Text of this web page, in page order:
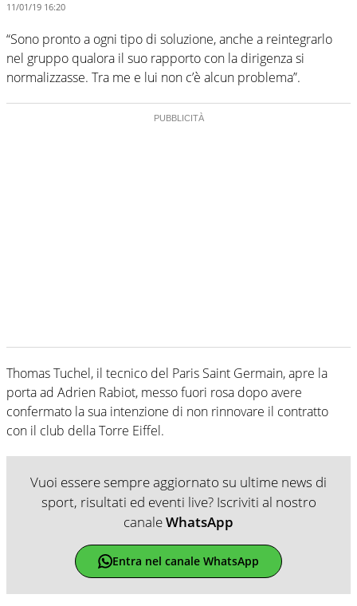
11/01/19 16:20
“Sono pronto a ogni tipo di soluzione, anche a reintegrarlo
nel gruppo qualora il suo rapporto con la dirigenza si
normalizzasse. Tra me e lui non c’è alcun problema”.
Thomas Tuchel, il tecnico del Paris Saint Germain, apre la
porta ad Adrien Rabiot, messo fuori rosa dopo avere
confermato la sua intenzione di non rinnovare il contratto
con il club della Torre Eiffel.
Vuoi essere sempre aggiornato su ultime news di
sport, risultati ed eventi live? Iscriviti al nostro
canaleWhatsApp
Entra nel canale WhatsApp